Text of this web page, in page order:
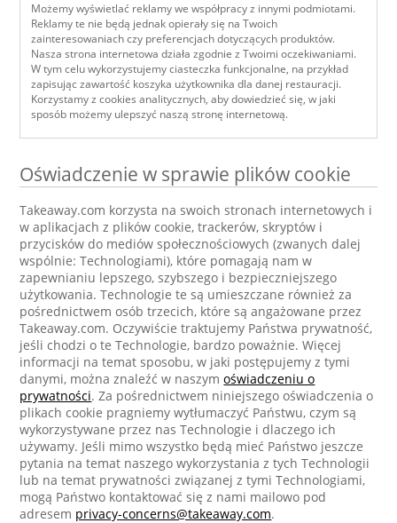
Możemy wyświetlać reklamy we współpracy z innymi podmiotami.
Reklamy te nie będą jednak opierały się na Twoich
zainteresowaniach czy preferencjach dotyczących produktów.
Nasza strona internetowa działa zgodnie z Twoimi oczekiwaniami.
W tym celu wykorzystujemy ciasteczka funkcjonalne, na przykład
zapisując zawartość koszyka użytkownika dla danej restauracji.
Korzystamy z cookies analitycznych, aby dowiedzieć się, w jaki
sposób możemy ulepszyć naszą stronę internetową.
Oświadczenie w sprawie plików cookie
Takeaway.com korzysta na swoich stronach internetowych i
w aplikacjach z plików cookie, trackerów, skryptów i
przycisków do mediów społecznościowych (zwanych dalej
wspólnie: Technologiami), które pomagają nam w
zapewnianiu lepszego, szybszego i bezpieczniejszego
użytkowania. Technologie te są umieszczane również za
pośrednictwem osób trzecich, które są angażowane przez
Takeaway.com. Oczywiście traktujemy Państwa prywatność,
jeśli chodzi o te Technologie, bardzo poważnie. Więcej
informacji na temat sposobu, w jaki postępujemy z tymi
danymi, można znaleźć w naszymoświadczeniu o
prywatności. Za pośrednictwem niniejszego oświadczenia o
plikach cookie pragniemy wytłumaczyć Państwu, czym są
wykorzystywane przez nas Technologie i dlaczego ich
używamy. Jeśli mimo wszystko będą mieć Państwo jeszcze
pytania na temat naszego wykorzystania z tych Technologii
lub na temat prywatności związanej z tymi Technologiami,
mogą Państwo kontaktować się z nami mailowo pod
adresem privacy-concerns@takeaway.com.